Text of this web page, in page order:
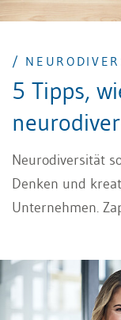
/
5 Tipps,
Neurodiversität
Denken und
Unternehmen.